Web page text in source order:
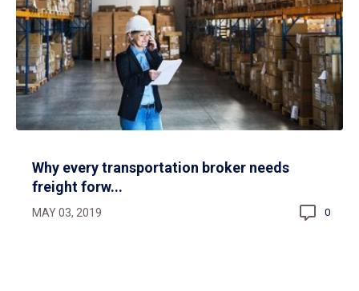
Why every transportation broker needs
freight forw...
MAY 03, 2019 0